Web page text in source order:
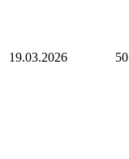
19.03.2026 50